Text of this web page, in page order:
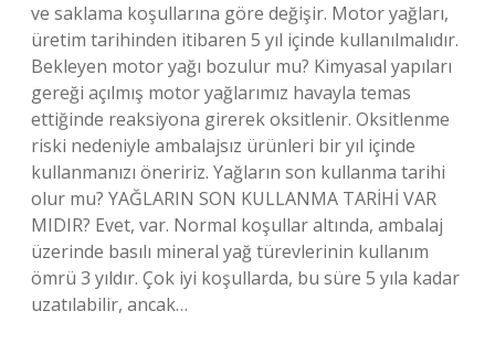
ve saklama koşullarına göre değişir. Motor yağları,
üretim tarihinden itibaren 5 yıl içinde kullanılmalıdır.
Bekleyen motor yağı bozulur mu? Kimyasal yapıları
gereği açılmış motor yağlarımız havayla temas
ettiğinde reaksiyona girerek oksitlenir. Oksitlenme
riski nedeniyle ambalajsız ürünleri bir yıl içinde
kullanmanızı öneririz. Yağların son kullanma tarihi
olur mu? YAĞLARIN SON KULLANMA TARİHİ VAR
MIDIR? Evet, var. Normal koşullar altında, ambalaj
üzerinde basılı mineral yağ türevlerinin kullanım
ömrü 3 yıldır. Çok iyi koşullarda, bu süre 5 yıla kadar
uzatılabilir, ancak…